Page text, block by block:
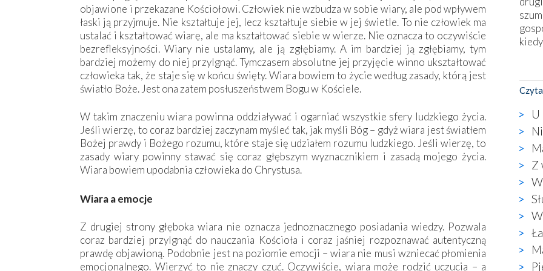
objawione i przekazane Kościołowi. Człowiek nie wzbudza w sobie wiary, ale pod wpływem
łaski ją przyjmuje. Nie kształtuje jej, lecz kształtuje siebie w jej świetle. To nie człowiek ma
ustalać i kształtować wiarę, ale ma kształtować siebie w wierze. Nie oznacza to oczywiście
bezrefleksyjności. Wiary nie ustalamy, ale ją zgłębiamy. A im bardziej ją zgłębiamy, tym
bardziej możemy do niej przylgnąć. Tymczasem absolutne jej przyjęcie winno ukształtować
człowieka tak, że staje się w końcu święty. Wiara bowiem to życie według zasady, którą jest
światło Boże. Jest ona zatem posłuszeństwem Bogu w Kościele.
W takim znaczeniu wiara powinna oddziaływać i ogarniać wszystkie sfery ludzkiego życia.
Jeśli wierzę, to coraz bardziej zaczynam myśleć tak, jak myśli Bóg – gdyż wiara jest światłem
Bożej prawdy i Bożego rozumu, które staje się udziałem rozumu ludzkiego. Jeśli wierzę, to
zasady wiary powinny stawać się coraz głębszym wyznacznikiem i zasadą mojego życia.
Wiara bowiem upodabnia człowieka do Chrystusa.
Wiara a emocje
Z drugiej strony głęboka wiara nie oznacza jednoznacznego posiadania wiedzy. Pozwala
coraz bardziej przylgnąć do nauczania Kościoła i ­coraz ­jaśniej rozpoznawać autentyczną
prawdę objawioną. Podobnie jest na poziomie emocji – wiara nie musi wzniecać płomienia
emocjonalnego. Wierzyć to nie znaczy czuć. Oczywiście, wiara może rodzić uczucia – a
co
U
Z